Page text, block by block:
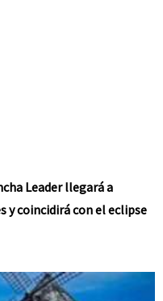
Leader llegará a
y coincidirá con el eclipse